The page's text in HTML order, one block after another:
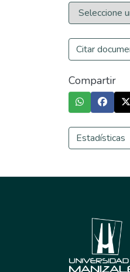
Citar
Compartir
Estadísticas